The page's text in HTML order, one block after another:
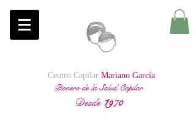
Centro CapilarMariano García
Pionero de la Salud Capilar
Desde1970